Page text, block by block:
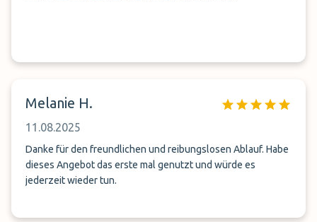
Melanie H.
11.08.2025
Danke für den freundlichen und reibungslosen Ablauf. Habe
dieses Angebot das erste mal genutzt und würde es
jederzeit wieder tun.